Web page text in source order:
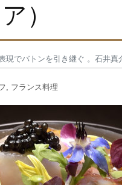
）
でバトンを引き継ぐ 。石井真
, フランス料理